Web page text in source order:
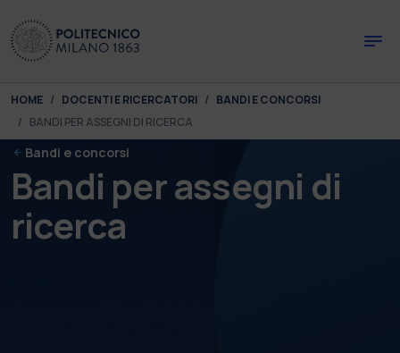
You are here:
HOME DOCENTI E RICERCATORI
BANDI E CONCORSI
BANDI PER ASSEGNI DI RICERCA
Bandi e concorsi
Bandi per assegni di
ricerca